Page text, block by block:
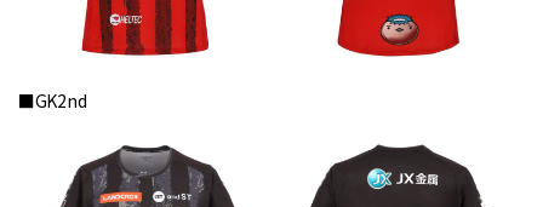
■GK2nd